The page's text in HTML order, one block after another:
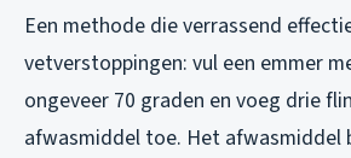
Een methode die verrassend
vetverstoppingen: vul een emmer
ongeveer 70 graden en voeg drie
afwasmiddel toe. Het afwasmiddel